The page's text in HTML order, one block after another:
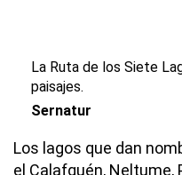
La Ruta de los Siete
paisajes.
Sernatur
Los lagos que dan
el Calafquén, Neltume,